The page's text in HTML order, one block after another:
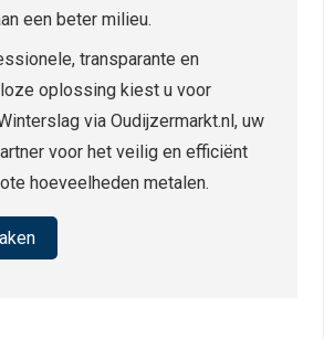
een beter milieu.
transparante en
oplossing kiest u voor
via Oudijzermarkt.nl, uw
voor het veilig en efficiënt
hoeveelheden metalen.